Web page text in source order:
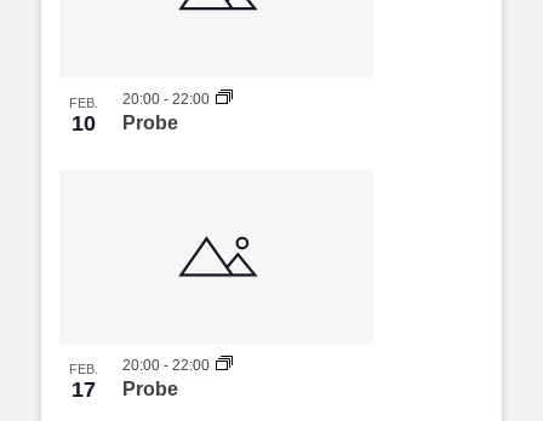
FEB.
10 Probe
20:00-22:00
FEB.
17 Probe
20:00-22:00